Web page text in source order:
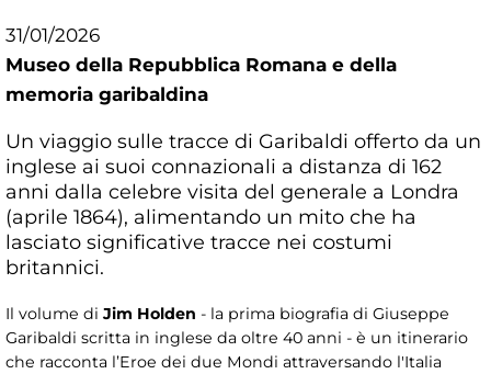
31/01/2026
Museo della Repubblica Romana e della
memoria garibaldina
Un viaggio sulle tracce di Garibaldi offerto da un
inglese ai suoi connazionali a distanza di 162
anni dalla celebre visita del generale a Londra
(aprile 1864), alimentando un mito che ha
lasciato significative tracce nei costumi
britannici.
Il volume di Jim Holden - la prima biografia di Giuseppe
Garibaldi scritta in inglese da oltre 40 anni - è un itinerario
che racconta l’Eroe dei due Mondi attraversando l'Italia